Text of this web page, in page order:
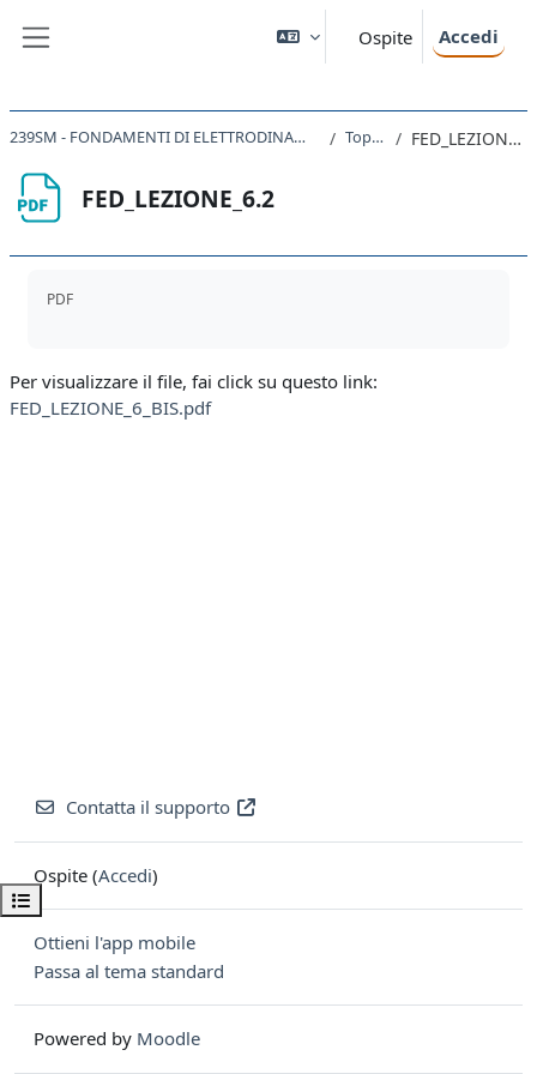
Ospite Accedi
Apri indice del corso
239SM - FONDAMENTI DI ELETTRODINAMICA 2019 Topic 1 FED_LEZIONE_6.2
FED_LEZIONE_6.2
PDF
Per visualizzare il file, fai click su questo link:
FED_LEZIONE_6_BIS.pdf
Contatta il supporto
Ospite (Accedi)
Ottieni l'app mobile
Passa al tema standard
Powered by Moodle